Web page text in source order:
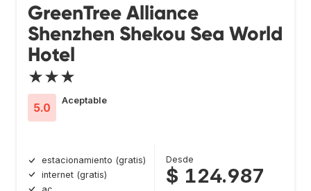
GreenTree Alliance
Shenzhen Shekou Sea World
Hotel
★★★
5.0
Aceptable
estacionamiento (gratis)
internet (gratis)
Desde
$ 124.987